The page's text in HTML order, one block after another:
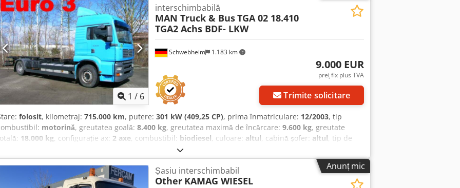
6500+200 mm x 4500+200 mm - Macara KESLA F2005 ZT Chodpfx Aezggbxegqsa
1 / 6
Schwebheim 1.183 km
interschimbabilă
MAN Truck & BusTGA 02 18.410
TGA2 Achs BDF- LKW
9.000 EUR
preț fix plus TVA
Trimite solicitare
folosit, kilometraj: 715.000 km, putere: 301 kW (409,25 CP), prima înmatriculare: 12/2003, tip
motorină, greutatea goală: 8.400 kg, greutatea maximă de încărcare: 9.600 kg, greutate
18.000 kg, configurație ax: 2 axe, combustibil: biodiesel, culoare: altul, cabină șofer: altul, tip de
, suspensie:
frână cu aer comprimat, nivel redus de zgomot, pilot automat de viteză, Pentru suprastructuri
interschimbabile de 7,15 și 7,45 m, -- Ne rezervăm dreptul la erori de tipar, greșeli și modificări, imagini
exemplificative --, Mai multe date la: !, Mai multe detalii la: ! Chedpezqfnrofx Agqea
Anunț mic
Șasiu interschimbabil
Other KAMAG WIESEL